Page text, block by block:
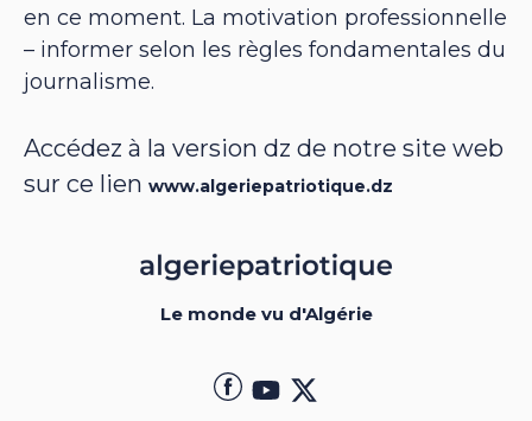
en ce moment. La motivation professionnelle
– informer selon les règles fondamentales du
journalisme.
Accédez à la version dz de notre site web
sur ce lien www.algeriepatriotique.dz
Le monde vu d'Algérie